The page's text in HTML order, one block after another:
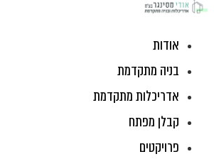
אודות
בניה מתקדמת
אדריכלות מתקדמת
קבלן מפתח
פרויקטים